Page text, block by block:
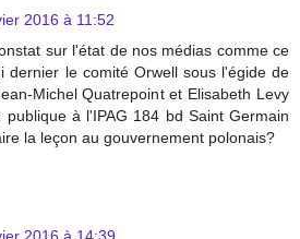
2016 à 11:52
sur l'état de nos médias comme ce
dernier le comité Orwell sous l'égide de
Michel Quatrepoint et Elisabeth Levy
publique à l'IPAG 184 bd Saint Germain
la leçon au gouvernement polonais?